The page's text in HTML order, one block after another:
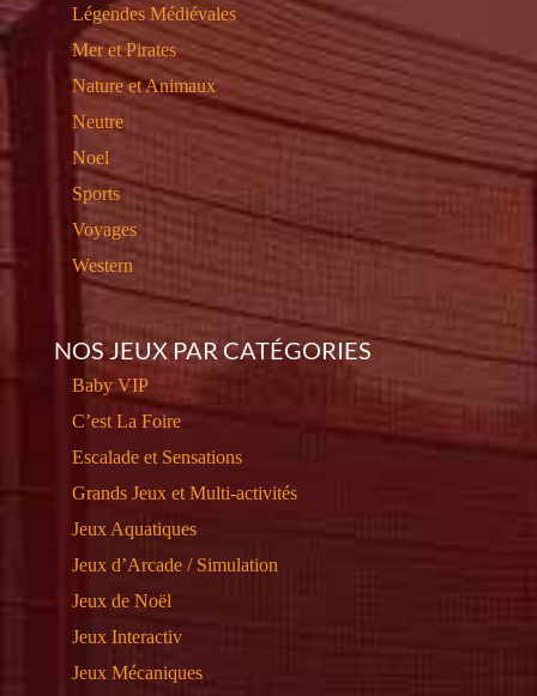
Légendes Médiévales
Mer et Pirates
Nature et Animaux
Neutre
Noel
Sports
Voyages
Western
NOS JEUX PAR CATÉGORIES
Baby VIP
C’est La Foire
Escalade et Sensations
Grands Jeux et Multi-activités
Jeux Aquatiques
Jeux d’Arcade / Simulation
Jeux de Noël
Jeux Interactiv
Jeux Mécaniques